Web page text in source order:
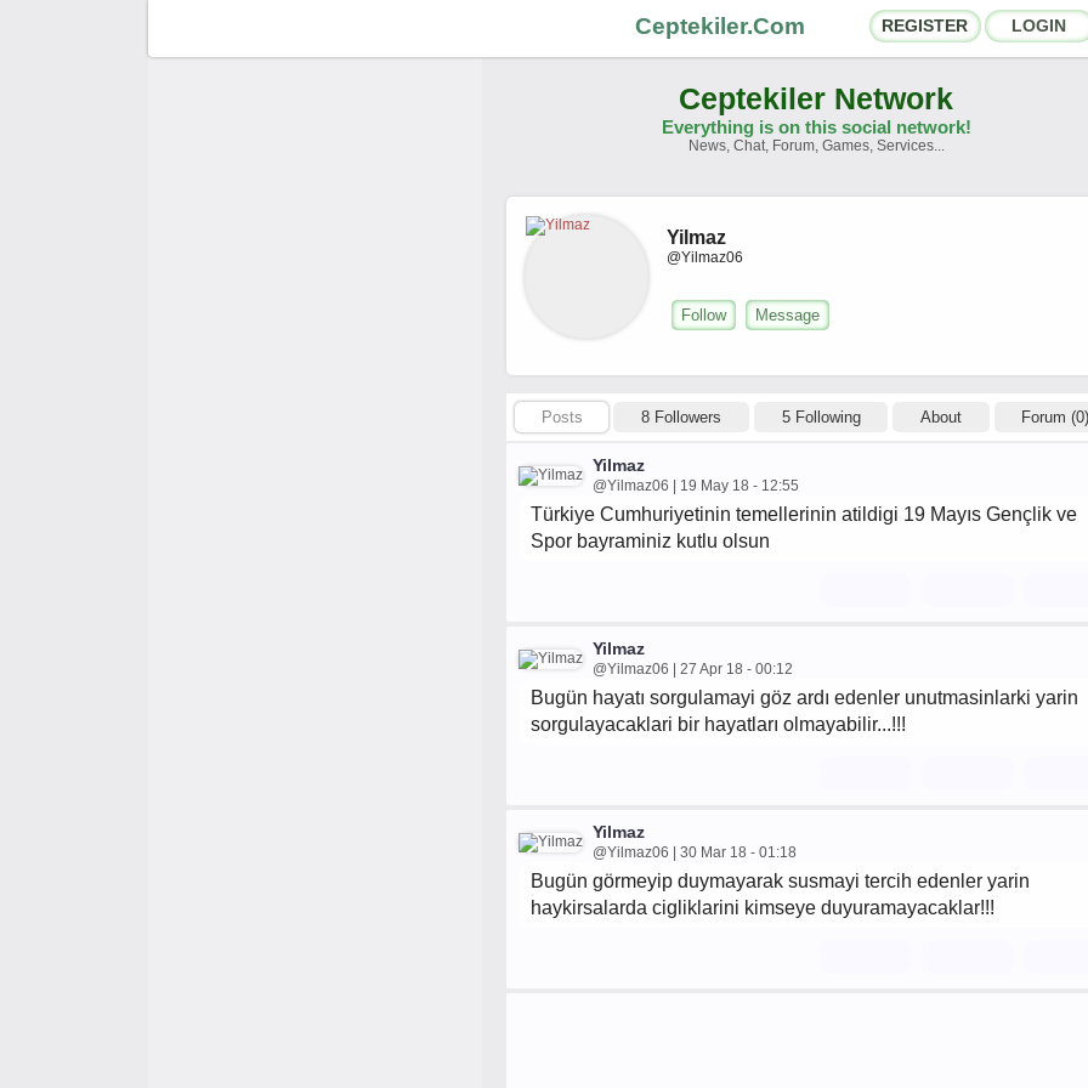
Ceptekiler.Com REGISTER LOGIN
Social Shares
Chat Rooms
About Us
Ceptekiler.Com - v2025.01
Ceptekiler Network
Everything is on this social network!
News, Chat, Forum, Games, Services...
Yilmaz
@Yilmaz06
Follow Message
Posts 8 Followers 5 Following About Forum
Yilmaz
@Yilmaz06 | 19 May 18 - 12:55
Türkiye Cumhuriyetinin temellerinin atildigi 19 Mayıs Gençlik ve
Spor bayraminiz kutlu olsun
Yilmaz
@Yilmaz06 | 27 Apr 18 - 00:12
Bugün hayatı sorgulamayi göz ardı edenler unutmasinlarki yarin
sorgulayacaklari bir hayatları olmayabilir...!!!
Yilmaz
@Yilmaz06 | 30 Mar 18 - 01:18
Bugün görmeyip duymayarak susmayi tercih edenler yarin
haykirsalarda cigliklarini kimseye duyuramayacaklar!!!